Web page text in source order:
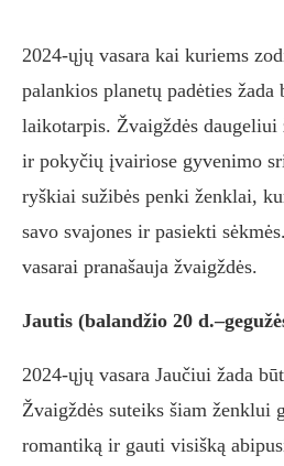
2024-ųjų vasara kai kuriems
palankios planetų padėties žada
laikotarpis. Žvaigždės
ir pokyčių įvairiose gyvenimo
ryškiai sužibės penki ženklai,
savo svajones ir pasiekti
vasarai pranašauja žvaigždės.
Jautis (balandžio 20
2024-ųjų vasara Jaučiui žada
Žvaigždės suteiks šiam ženklui
romantiką ir gauti visišką